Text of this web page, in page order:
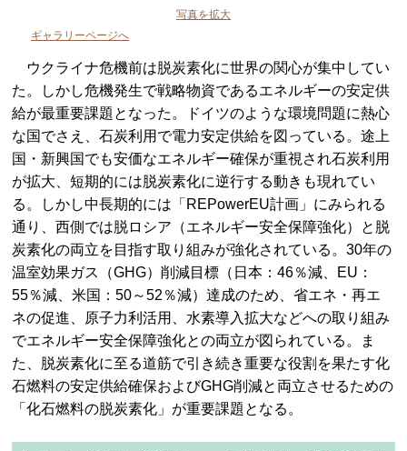
写真を拡大
ギャラリーページへ
ウクライナ危機前は脱炭素化に世界の関心が集中してい
た。しかし危機発生で戦略物資であるエネルギーの安定供
給が最重要課題となった。ドイツのような環境問題に熱心
な国でさえ、石炭利用で電力安定供給を図っている。途上
国・新興国でも安価なエネルギー確保が重視され石炭利用
が拡大、短期的には脱炭素化に逆行する動きも現れてい
る。しかし中長期的には「REPowerEU計画」にみられる
通り、西側では脱ロシア（エネルギー安全保障強化）と脱
炭素化の両立を目指す取り組みが強化されている。30年の
温室効果ガス（GHG）削減目標（日本：46％減、EU：
55％減、米国：50～52％減）達成のため、省エネ・再エ
ネの促進、原子力利活用、水素導入拡大などへの取り組み
でエネルギー安全保障強化との両立が図られている。ま
た、脱炭素化に至る道筋で引き続き重要な役割を果たす化
石燃料の安定供給確保およびGHG削減と両立させるための
「化石燃料の脱炭素化」が重要課題となる。